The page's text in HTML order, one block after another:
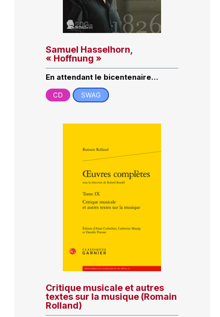
Samuel Hasselhorn,
« Hoffnung »
En attendant le bicentenaire…
CD SWAG
Critique musicale et autres
textes sur la musique (Romain
Rolland)